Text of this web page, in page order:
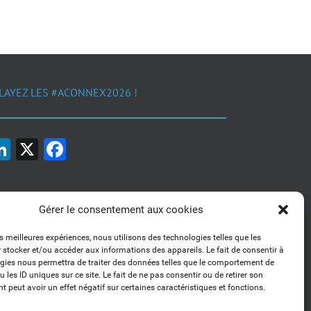
Gérer le consentement aux cookies
meilleures expériences, nous utilisons des technologies telles que les
stocker et/ou accéder aux informations des appareils. Le fait de consentir à
nous permettra de traiter des données telles que le comportement de
les ID uniques sur ce site. Le fait de ne pas consentir ou de retirer son
peut avoir un effet négatif sur certaines caractéristiques et fonctions.
LES #ACONNEX2026 !
LinkedIn
X
1, 2, 3... Buzzez !
Découvrez nos kits communication